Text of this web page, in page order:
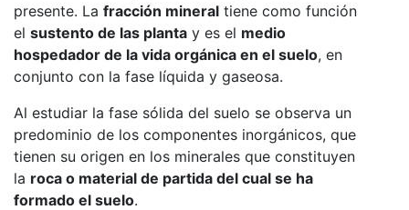
presente. La fracción mineral tiene como función
el sustento de las planta y es el medio
hospedador de la vida orgánica en el suelo, en
conjunto con la fase líquida y gaseosa.
Al estudiar la fase sólida del suelo se observa un
predominio de los componentes inorgánicos, que
tienen su origen en los minerales que constituyen
la roca o material de partida del cual se ha
formado el suelo.